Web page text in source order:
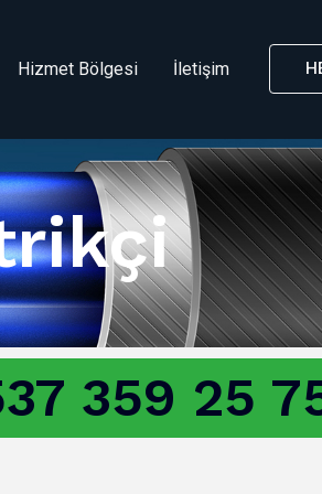
Hizmet Bölgesi İletişim
359 25